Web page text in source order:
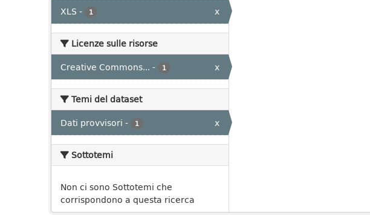
XLS - 1 x
Licenze sulle risorse
Creative Commons... - 1 x
Temi del dataset
Dati provvisori - 1 x
Sottotemi
Non ci sono Sottotemi che
corrispondono a questa ricerca